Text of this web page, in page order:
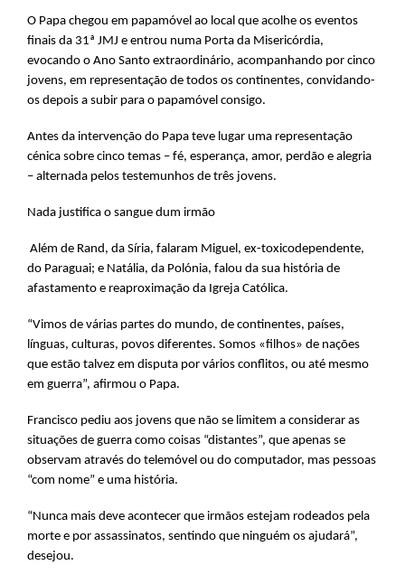
O Papa chegou em papamóvel ao local que acolhe os eventos
finais da 31ª JMJ e entrou numa Porta da Misericórdia,
evocando o Ano Santo extraordinário, acompanhando por cinco
jovens, em representação de todos os continentes, convidando-
os depois a subir para o papamóvel consigo.
Antes da intervenção do Papa teve lugar uma representação
cénica sobre cinco temas – fé, esperança, amor, perdão e alegria
– alternada pelos testemunhos de três jovens.
Nada justifica o sangue dum irmão
Além de Rand, da Síria, falaram Miguel, ex-toxicodependente,
do Paraguai; e Natália, da Polónia, falou da sua história de
afastamento e reaproximação da Igreja Católica.
“Vimos de várias partes do mundo, de continentes, países,
línguas, culturas, povos diferentes. Somos «filhos» de nações
que estão talvez em disputa por vários conflitos, ou até mesmo
em guerra”, afirmou o Papa.
Francisco pediu aos jovens que não se limitem a considerar as
situações de guerra como coisas “distantes”, que apenas se
observam através do telemóvel ou do computador, mas pessoas
“com nome” e uma história.
“Nunca mais deve acontecer que irmãos estejam rodeados pela
morte e por assassinatos, sentindo que ninguém os ajudará”,
desejou.